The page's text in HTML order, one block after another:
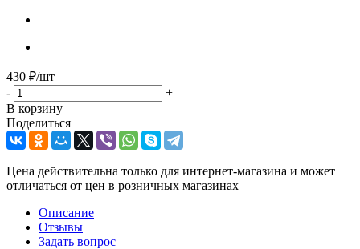
430 ₽/шт
-
+
В корзину
Поделиться
Цена действительна только для интернет-магазина и может
отличаться от цен в розничных магазинах
Описание
Отзывы
Задать вопрос